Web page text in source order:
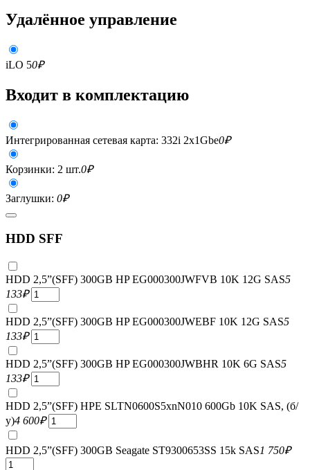
Удалённое управление
iLO 50₽
Входит в комплектацию
Интегрированная сетевая карта: 332i 2x1Gbe0₽
Корзинки: 2 шт.0₽
Заглушки: 0₽
HDD SFF
HDD 2,5”(SFF) 300GB HP EG000300JWFVB 10K 12G SAS5
133₽
HDD 2,5”(SFF) 300GB HP EG000300JWEBF 10K 12G SAS5
133₽
HDD 2,5”(SFF) 300GB HP EG000300JWBHR 10K 6G SAS5
133₽
HDD 2,5”(SFF) HPE SLTN0600S5xnN010 600Gb 10K SAS, (б/
у)4 600₽
HDD 2,5”(SFF) 300GB Seagate ST9300653SS 15k SAS1 750₽